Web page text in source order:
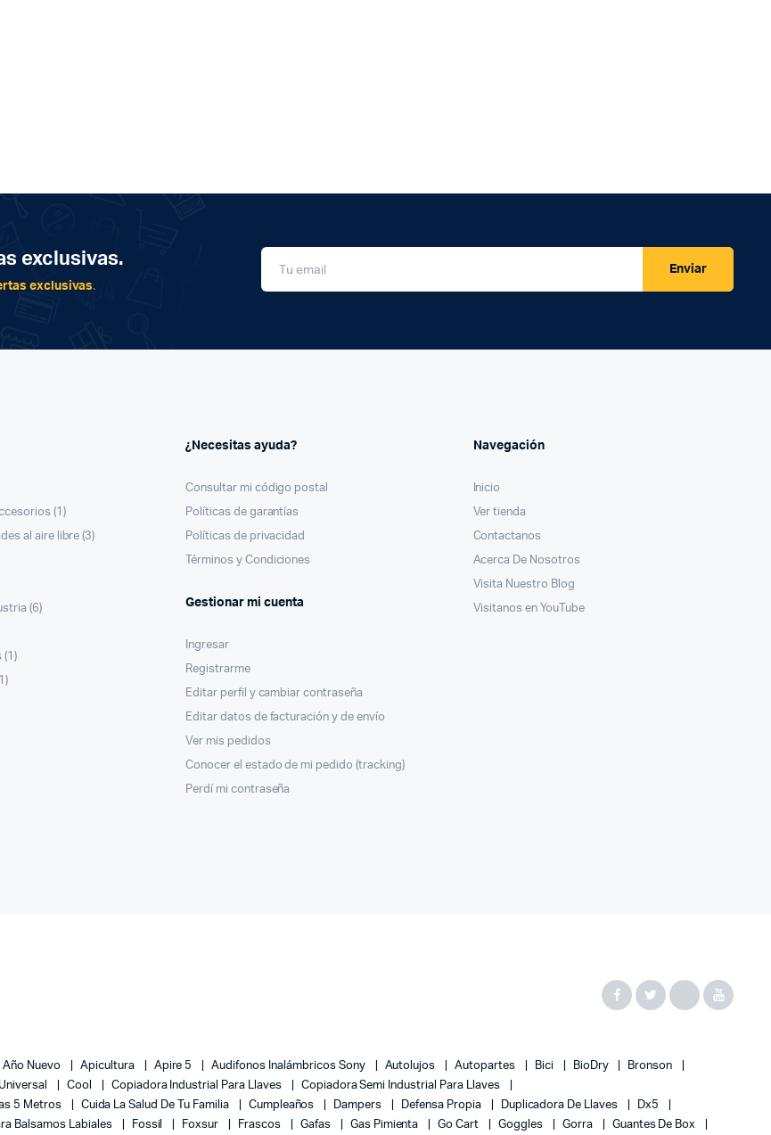
exclusivas.
exclusivas.
Enviar
(1)
al aire libre (3)
(6)
(1)
¿Necesitas ayuda?
Consultar mi código postal
Políticas de garantías
Políticas de privacidad
Términos y Condiciones
Gestionar mi cuenta
Ingresar
Registrarme
Editar perfil y cambiar contraseña
Editar datos de facturación y de envío
Ver mis pedidos
Conocer el estado de mi pedido (tracking)
Perdí mi contraseña
Navegación
Inicio
Ver tienda
Contactanos
Acerca De Nosotros
Visita Nuestro Blog
Visitanos en YouTube
Año Nuevo Apicultura Apire 5 Audifonos Inalámbricos Sony Autolujos Autopartes Bici BioDry
Bronson
Cool Copiadora Industrial Para Llaves
Copiadora Semi Industrial Para Llaves
5 Metros Cuida La Salud De Tu Familia Cumpleaños Dampers Defensa Propia Duplicadora De Llaves
Dx5
Balsamos Labiales Fossil Foxsur Frascos Gafas Gas Pimienta Go Cart Goggles Gorra Guantes De Box